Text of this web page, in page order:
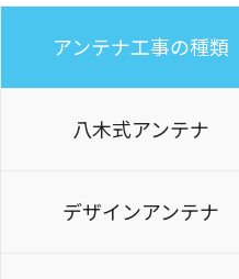
アンテナ工事の種類
八木式アンテナ
デザインアンテナ